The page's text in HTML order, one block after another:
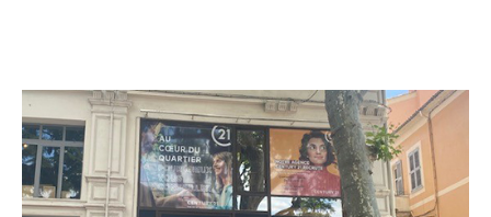
CENTURY 21 Haussmann Immobilier
2 boulevard du Maréchal Foch
DRAGUIGNAN - 83300